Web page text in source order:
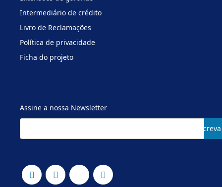
Intermediário de crédito
Livro de Reclamações
Política de privacidade
Ficha do projeto
Assine a nossa Newsletter
Subscreva